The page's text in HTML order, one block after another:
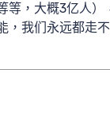
等，大概3亿人
我们永远都走